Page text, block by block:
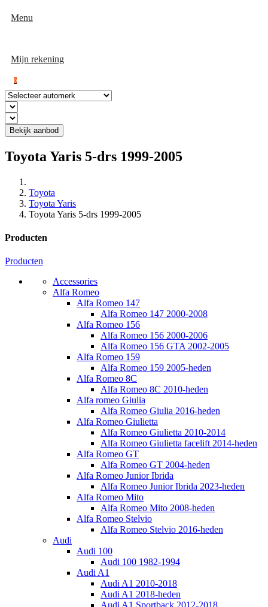
Menu
Mijn rekening
0
Bekijk aanbod
Toyota Yaris 5-drs 1999-2005
Toyota
Toyota Yaris
Toyota Yaris 5-drs 1999-2005
Producten
Producten
Accessories
Alfa Romeo
Alfa Romeo 147
Alfa Romeo 147 2000-2008
Alfa Romeo 156
Alfa Romeo 156 2000-2006
Alfa Romeo 156 GTA 2002-2005
Alfa Romeo 159
Alfa Romeo 159 2005-heden
Alfa Romeo 8C
Alfa Romeo 8C 2010-heden
Alfa romeo Giulia
Alfa Romeo Giulia 2016-heden
Alfa Romeo Giulietta
Alfa Romeo Giulietta 2010-2014
Alfa Romeo Giulietta facelift 2014-heden
Alfa Romeo GT
Alfa Romeo GT 2004-heden
Alfa Romeo Junior Ibrida
Alfa Romeo Junior Ibrida 2023-heden
Alfa Romeo Mito
Alfa Romeo Mito 2008-heden
Alfa Romeo Stelvio
Alfa Romeo Stelvio 2016-heden
Audi
Audi 100
Audi 100 1982-1994
Audi A1
Audi A1 2010-2018
Audi A1 2018-heden